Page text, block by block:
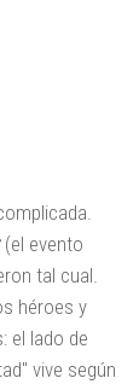
(el evento
tal cual.
héroes y
el lado de
vive según